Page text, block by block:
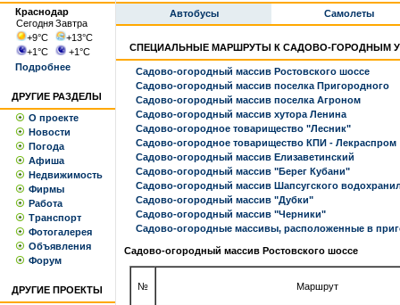
Краснодар
СегодняЗавтра
+9°С +13°С
+1°С +1°С
Подробнее
ДРУГИЕ РАЗДЕЛЫ
О проекте
Новости
Погода
Афиша
Недвижимость
Фирмы
Работа
Транспорт
Фотогалерея
Объявления
Форум
ДРУГИЕ ПРОЕКТЫ
Автобусы Самолеты
СПЕЦИАЛЬНЫЕ МАРШРУТЫ К САДОВО-ГОРОДНЫМ
Садово-огородный массив Ростовского шоссе
Садово-огородный массив поселка Пригородного
Садово-огородный массив поселка Агроном
Садово-огородный массив хутора Ленина
Садово-огородное товарищество "Лесник"
Садово-огородное товарищество КПИ - Лекраспром
Садово-огородный массив Елизаветинский
Садово-огородный массив "Берег Кубани"
Садово-огородный массив Шапсугского
Садово-огородный массив "Дубки"
Садово-огородный массив "Черники"
Садово-огородные массивы, расположенные в
Садово-огородный массив Ростовского шоссе
№ Маршрут